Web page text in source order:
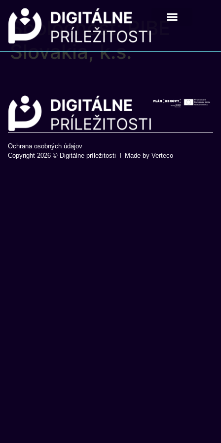
Spoločnosť:RIBE
Slovakia, k.s.
Copyright 2026 © Digitálne príležitosti Made by Verteco
Ochrana osobných údajov